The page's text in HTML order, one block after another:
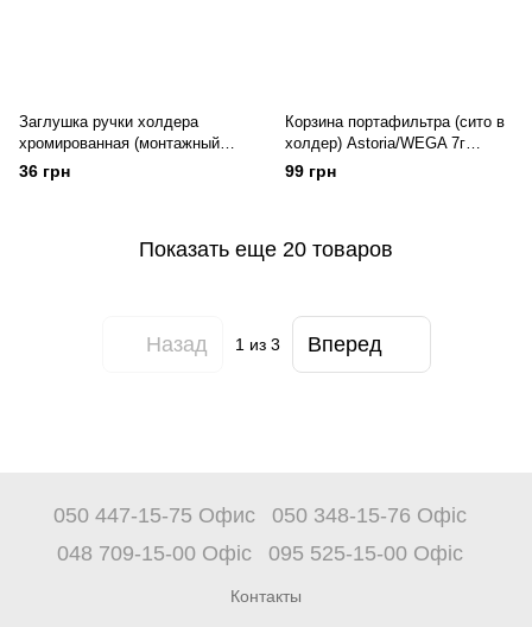
Заглушка ручки холдера
хромированная (монтажный
d18мм)
36 грн
Корзина портафильтра (сито в
холдер) Astoria/WEGA 7г
d70мм H24,5мм
99 грн
Показать еще 20 товаров
Назад 1 из 3 Вперед
050 447-15-75 Офис
050 348-15-76 Офіс
048 709-15-00 Офіс
095 525-15-00 Офіс
Контакты